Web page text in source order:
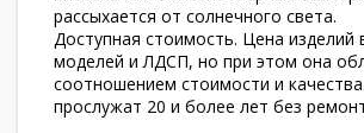
рассыхается от солнечного света.
Доступная стоимость. Цена
моделей и ЛДСП, но при этом она
соотношением стоимости и
прослужат 20 и более лет без